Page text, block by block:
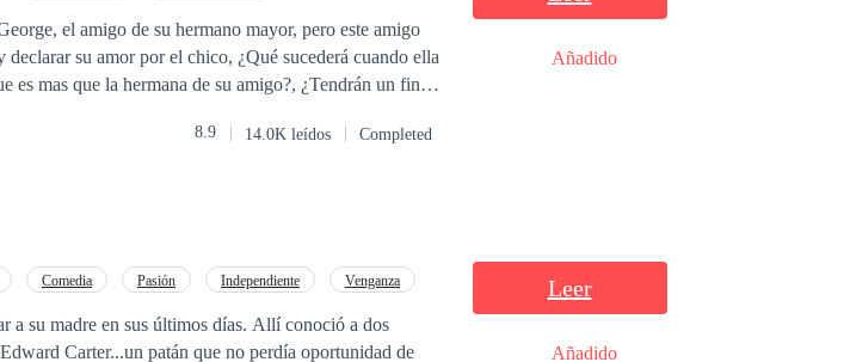
el amigo de su hermano mayor, pero este amigo
su amor por el chico, ¿Qué sucederá cuando ella
es mas que la hermana de su amigo?, ¿Tendrán un final
8.9 14.0K leídos Completed
Añadido
Comedia Pasión Independiente
Venganza
a su madre en sus últimos días. Allí conoció a dos
no perdía oportunidad de
Leer
Añadido